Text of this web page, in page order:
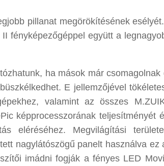
pillanat megörökítésének
fényképezőgéppel együtt a
ha mások már
E jellemzőjével
valamint az összes
képprocesszorának
eléréséhez. Megvilágítási
nagylátószögű panelt használva
imádni fogják a fényes LED